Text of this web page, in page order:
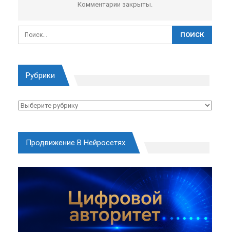
Комментарии закрыты.
Рубрики
Рубрики
Продвижение В Нейросетях